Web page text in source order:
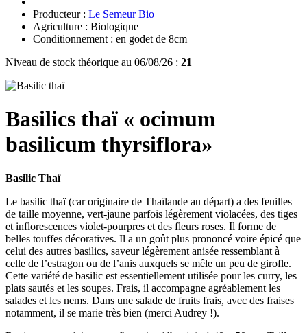
Producteur : Le Semeur Bio
Agriculture : Biologique
Conditionnement : en godet de 8cm
Niveau de stock théorique au 06/08/26 : 21
Basilics thaï « ocimum
basilicum thyrsiflora»
Basilic Thaï
Le basilic thaï (car originaire de Thaïlande au départ) a des feuilles
de taille moyenne, vert-jaune parfois légèrement violacées, des tiges
et inflorescences violet-pourpres et des fleurs roses. Il forme de
belles touffes décoratives. Il a un goût plus prononcé voire épicé que
celui des autres basilics, saveur légèrement anisée ressemblant à
celle de l’estragon ou de l’anis auxquels se mêle un peu de girofle.
Cette variété de basilic est essentiellement utilisée pour les curry, les
plats sautés et les soupes. Frais, il accompagne agréablement les
salades et les nems. Dans une salade de fruits frais, avec des fraises
notamment, il se marie très bien (merci Audrey !).